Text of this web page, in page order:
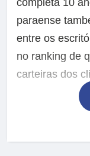
completa 10
paraense
entre os
no ranking de
carteiras dos